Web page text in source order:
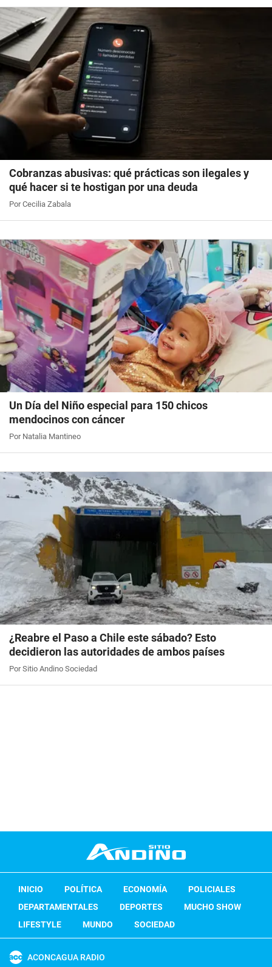
Cobranzas abusivas: qué prácticas son ilegales y
qué hacer si te hostigan por una deuda
Por Cecilia Zabala
Un Día del Niño especial para 150 chicos
mendocinos con cáncer
Por Natalia Mantineo
¿Reabre el Paso a Chile este sábado? Esto
decidieron las autoridades de ambos países
Por Sitio Andino Sociedad
INICIO POLÍTICA ECONOMÍA
POLICIALES
DEPARTAMENTALES
DEPORTES
MUCHO SHOW
LIFESTYLE
MUNDO SOCIEDAD
ACONCAGUA RADIO